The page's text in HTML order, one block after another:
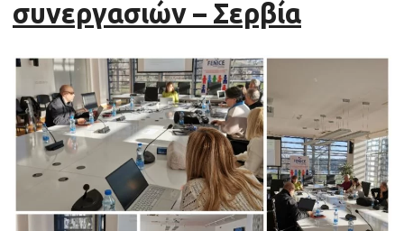
συνεργασιών – Σερβία